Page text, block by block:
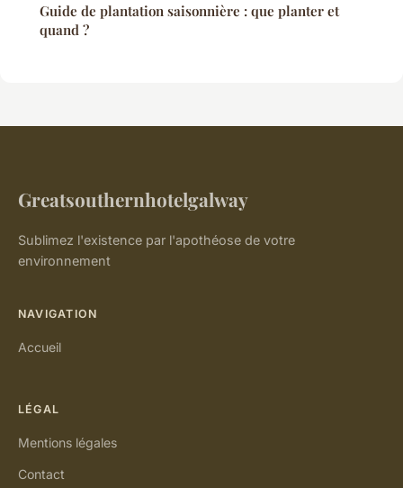
Guide de plantation saisonnière : que planter et
quand ?
Greatsouthernhotelgalway
Sublimez l'existence par l'apothéose de votre
environnement
NAVIGATION
Accueil
LÉGAL
Mentions légales
Contact